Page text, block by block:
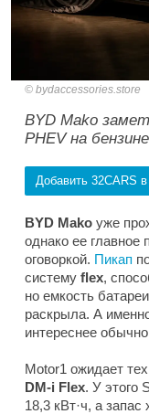
bydaccessories.store
BYD Mako
PHEV на
Добавить 32CARS
BYD Mako уже
однако ее главное
оговоркой. Пикап
систему flex,
но емкость
раскрыла. А
интереснее
Motor1 ожидает
DM-i Flex. У этого
18,3 кВт·ч, а